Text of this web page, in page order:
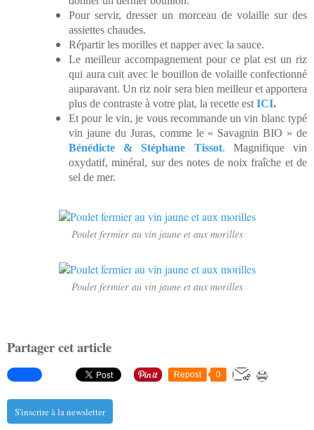
Pour servir, dresser un morceau de volaille sur des
assiettes chaudes.
Répartir les morilles et napper avec la sauce.
Le meilleur accompagnement pour ce plat est un riz
qui aura cuit avec le bouillon de volaille confectionné
auparavant. Un riz noir sera bien meilleur et apportera
plus de contraste à votre plat, la recette est ICI.
Et pour le vin, je vous recommande un vin blanc typé
vin jaune du Juras, comme le « Savagnin BIO » de
Bénédicte & Stéphane Tissot. Magnifique vin
oxydatif, minéral, sur des notes de noixfraîche et de
sel de mer.
Poulet fermier au vin jaune et aux morilles
Poulet fermier au vin jaune et aux morilles
Partager cet article
Repost 0
S'inscrire à la newsletter